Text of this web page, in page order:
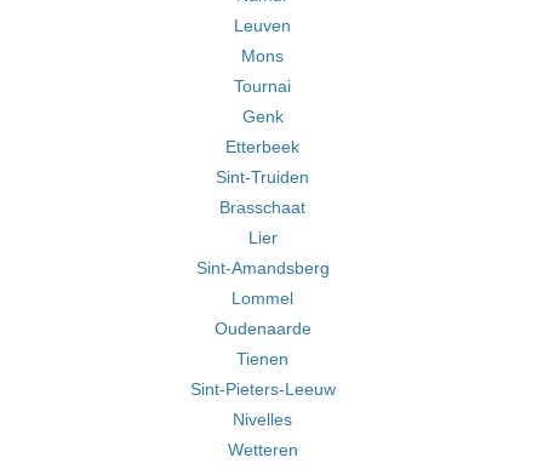
Leuven
Mons
Tournai
Genk
Etterbeek
Sint-Truiden
Brasschaat
Lier
Sint-Amandsberg
Lommel
Oudenaarde
Tienen
Sint-Pieters-Leeuw
Nivelles
Wetteren